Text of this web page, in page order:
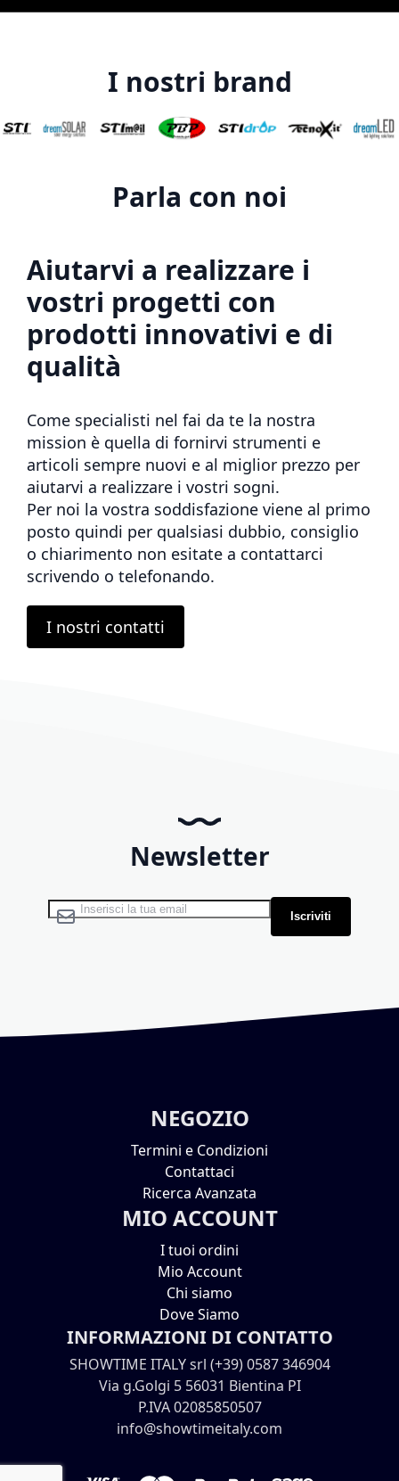
I nostri brand
Parla con noi
Aiutarvi a realizzare i
vostri progetti con
prodotti innovativi e di
qualità
Come specialisti nel fai da te la nostra
mission è quella di fornirvi strumenti e
articoli sempre nuovi e al miglior prezzo per
aiutarvi a realizzare i vostri sogni.
Per noi la vostra soddisfazione viene al primo
posto quindi per qualsiasi dubbio, consiglio
o chiarimento non esitate a contattarci
scrivendo o telefonando.
I nostri contatti
Newsletter
Iscriviti alla nostra Newsletter: Iscriviti
NEGOZIO
Termini e Condizioni
Contattaci
Ricerca Avanzata
MIO ACCOUNT
I tuoi ordini
Mio Account
Chi siamo
Dove Siamo
INFORMAZIONI DI CONTATTO
SHOWTIME ITALY srl (+39) 0587 346904
Via g.Golgi 5 56031 Bientina PI
P.IVA 02085850507
info@showtimeitaly.com